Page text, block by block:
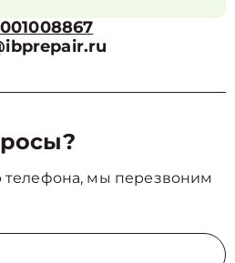
телефона, мы перезвоним